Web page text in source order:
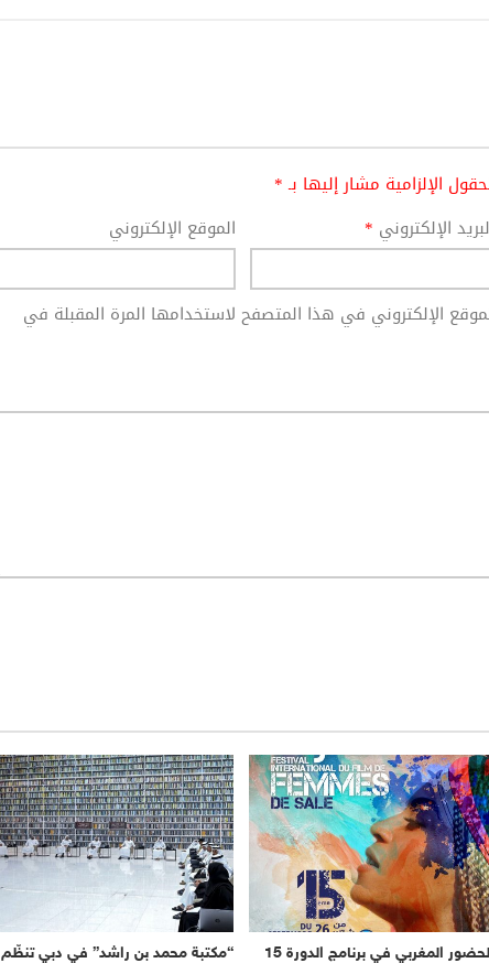
الإلزامية مشار إليها بـ*
الإلكتروني * الموقع الإلكتروني
الإلكتروني في هذا المتصفح لاستخدامها المرة المقبلة في
الحضور المغربي في برنامج الدورة 15 “مكتبة محمد بن راشد” في دبي تنظّم